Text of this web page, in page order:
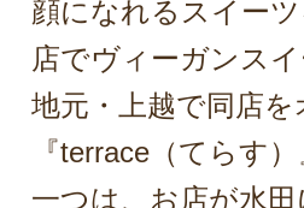
顔になれるスイー
店でヴィーガンス
地元・上越で同店
『terrace（てらす
一つは、お店が水